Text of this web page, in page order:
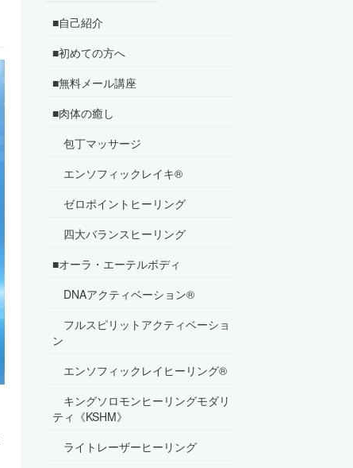
■自己紹介
■初めての方へ
■無料メール講座
■肉体の癒し
包丁マッサージ
エンソフィックレイキ®
ゼロポイントヒーリング
四大バランスヒーリング
■オーラ・エーテルボディ
DNAアクティベーション®
フルスピリットアクティベーショ
ン
エンソフィックレイヒーリング®
キングソロモンヒーリングモダリ
ティ《KSHM》
ライトレーザーヒーリング